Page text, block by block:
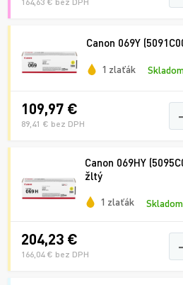
Canon 069Y
1 zlaťák
109,97 €
89,41 € bez DPH
Canon 069HY
žltý
1 zlaťák
204,23 €
166,04 € bez DPH